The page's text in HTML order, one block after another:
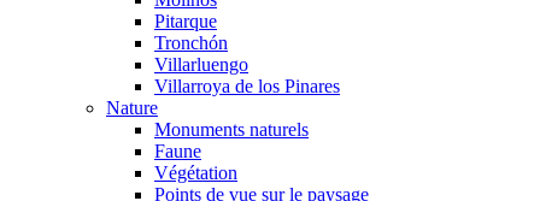
Pitarque
Tronchón
Villarluengo
Villarroya de los Pinares
Nature
Monuments naturels
Faune
Végétation
Points de vue sur le paysage